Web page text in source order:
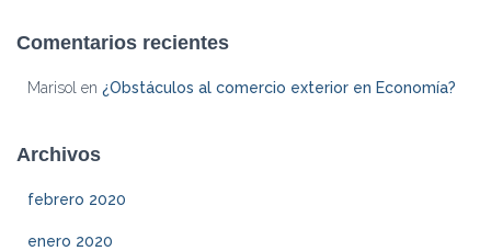
Comentarios recientes
Marisol en ¿Obstáculos al comercio exterior en Economía?
Archivos
febrero 2020
enero 2020